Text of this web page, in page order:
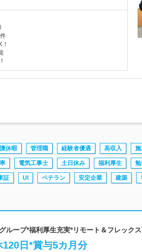
休暇 管理職 経験者優遇 高収入
電気工事士 土日休み 福利厚生
証 UI ベテラン 安定企業 建築
ループ*福利厚生充実*リモート＆フレック
日*賞与5カ月分